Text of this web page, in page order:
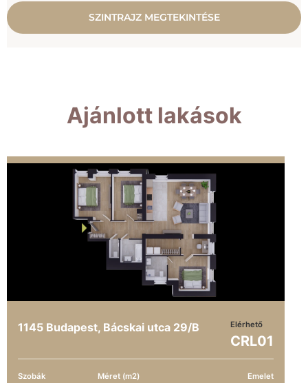
SZINTRAJZ MEGTEKINTÉSE
Ajánlott lakások
1145 Budapest, Bácskai utca 29/B Elérhető
CRL01
Szobák Méret (m2) Emelet